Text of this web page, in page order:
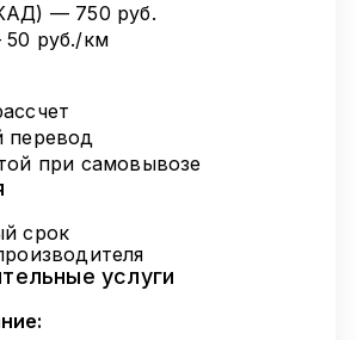
— 750 руб.
руб./км
перевод
при самовывозе
срок
услуги